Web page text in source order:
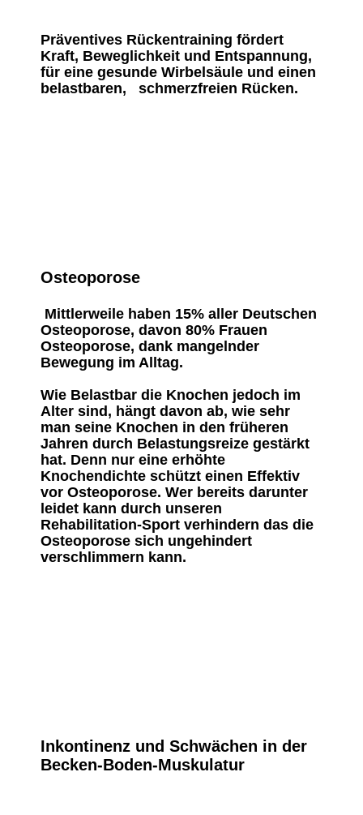
Präventives Rückentraining fördert
Kraft, Beweglichkeit und Entspannung,
für eine gesunde Wirbelsäule und einen
belastbaren, schmerzfreien Rücken.
Osteoporose
Mittlerweile haben 15% aller Deutschen
Osteoporose, davon 80% Frauen
Osteoporose, dank mangelnder
Bewegung im Alltag.
Wie Belastbar die Knochen jedoch im
Alter sind, hängt davon ab, wie sehr
man seine Knochen in den früheren
Jahren durch Belastungsreize gestärkt
hat. Denn nur eine erhöhte
Knochendichte schützt einen Effektiv
vor Osteoporose. Wer bereits darunter
leidet kann durch unseren
Rehabilitation-Sport verhindern das die
Osteoporose sich ungehindert
verschlimmern kann.
Inkontinenz und Schwächen in der
Becken-Boden-Muskulatur